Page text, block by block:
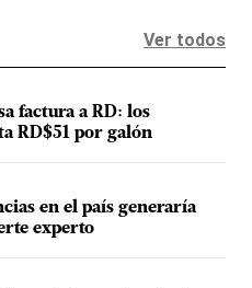
Ver todos
factura a RD: los
RD$51 por galón
en el país generaría
experto